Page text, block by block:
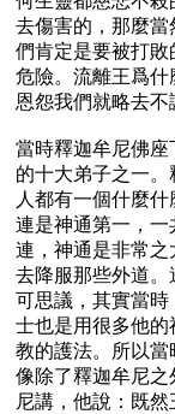
去傷害的，那麼
們肯定是要被打
危險。流離王爲
恩怨我們就略去不
當時釋迦牟尼佛
的十大弟子之一
人都有一個什麼
連是神通第一，
連，神通是非常之
去降服那些外道
可思議，其實當
士也是用很多他
教的護法。所以
像除了釋迦牟尼
尼講，他說：既